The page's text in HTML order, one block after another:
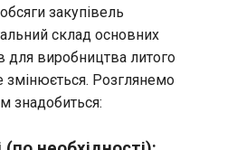
закупівель
склад основних
для виробництва литого
змінюється. Розглянемо
знадобиться: